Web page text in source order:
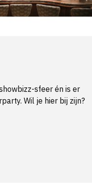
sfeer én is er
Wil je hier bij zijn?